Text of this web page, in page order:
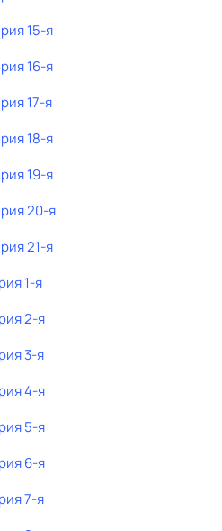
15-я
16-я
17-я
18-я
19-я
20-я
21-я
1-я
2-я
3-я
4-я
5-я
6-я
7-я